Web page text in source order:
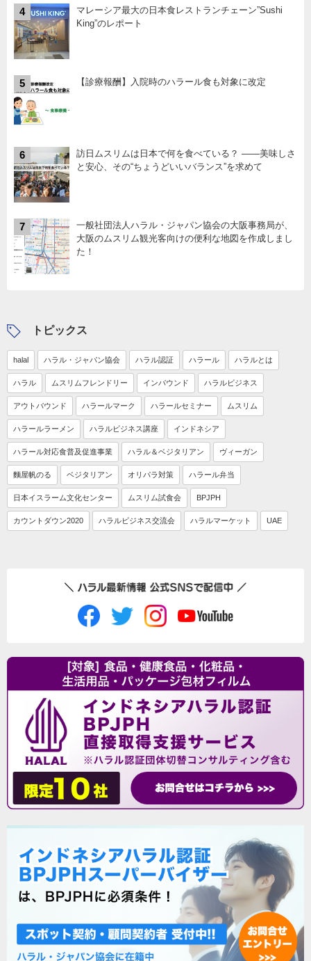
4
マレーシア最大の日本食レストランチェーン”Sushi
King”のレポート
5 【診療報酬】入院時のハラール食も対象に改定
6
訪日ムスリムは日本で何を食べている？ ――美味しさ
と安心、その“ちょうどいいバランス”を求めて
7
一般社団法人ハラル・ジャパン協会の大阪事務局が、
大阪のムスリム観光客向けの便利な地図を作成しまし
た！
トピックス
halal ハラル・ジャパン協会 ハラル認証 ハラール ハラルとは
ハラル ムスリムフレンドリー インバウンド ハラルビジネス
アウトバウンド ハラールマーク ハラールセミナー ムスリム
ハラールラーメン ハラルビジネス講座 インドネシア
ハラール対応食普及促進事業 ハラル＆ベジタリアン ヴィーガン
麵屋帆のる ベジタリアン オリパラ対策 ハラール弁当
日本イスラーム文化センター ムスリム試食会 BPJPH
カウントダウン2020 ハラルビジネス交流会 ハラルマーケット UAE